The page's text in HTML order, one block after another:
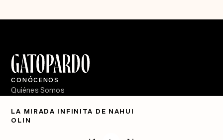
LA MIRADA INFINITA DE NAHUI
OLIN
CONÓCENOS
Quiénes Somos
PÓDCASTS